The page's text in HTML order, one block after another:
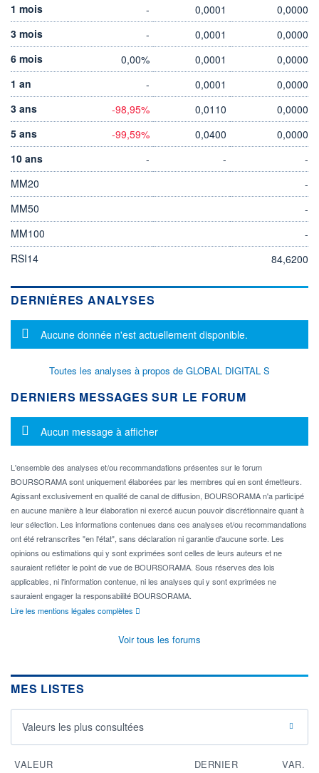
1 mois
- 0,0001
0,0000
3 mois
- 0,0001
0,0000
6 mois
0,00% 0,0001
0,0000
1 an
- 0,0001
0,0000
3 ans
-98,95% 0,0110
0,0000
5 ans
-99,59% 0,0400
0,0000
10 ans
- -
-
MM20
-
MM50
-
MM100
-
RSI14
84,6200
DERNIÈRES ANALYSES
Message d'information
Aucune donnée n'est actuellement disponible.
Toutes les analyses à propos de GLOBAL DIGITAL S
DERNIERS MESSAGES SUR LE FORUM
Message d'information
Aucun message à afficher
L'ensemble des analyses et/ou recommandations présentes sur le forum
BOURSORAMA sont uniquement élaborées par les membres qui en sont émetteurs.
Agissant exclusivement en qualité de canal de diffusion, BOURSORAMA n'a participé
en aucune manière à leur élaboration ni exercé aucun pouvoir discrétionnaire quant à
leur sélection. Les informations contenues dans ces analyses et/ou recommandations
ont été retranscrites "en l'état", sans déclaration ni garantie d'aucune sorte. Les
opinions ou estimations qui y sont exprimées sont celles de leurs auteurs et ne
sauraient refléter le point de vue de BOURSORAMA. Sous réserves des lois
applicables, ni l'information contenue, ni les analyses qui y sont exprimées ne
sauraient engager la responsabilité BOURSORAMA.
Lire les mentions légales complètes
Voir tous les forums
MES LISTES
Valeurs les plus consultées
VALEUR DERNIER VAR.